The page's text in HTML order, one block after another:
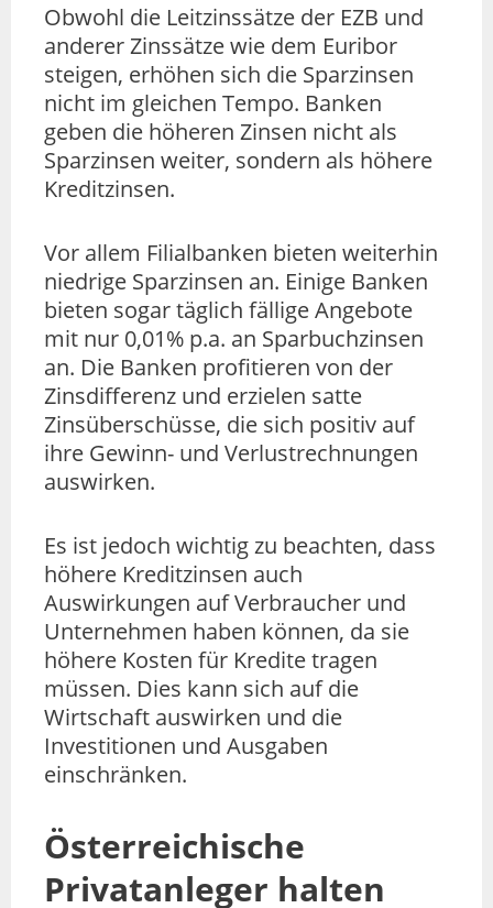
Obwohl die Leitzinssätze der EZB und
anderer Zinssätze wie dem Euribor
steigen, erhöhen sich die Sparzinsen
nicht im gleichen Tempo. Banken
geben die höheren Zinsen nicht als
Sparzinsen weiter, sondern als höhere
Kreditzinsen.
Vor allem Filialbanken bieten weiterhin
niedrige Sparzinsen an. Einige Banken
bieten sogar täglich fällige Angebote
mit nur 0,01% p.a. an Sparbuchzinsen
an. Die Banken profitieren von der
Zinsdifferenz und erzielen satte
Zinsüberschüsse, die sich positiv auf
ihre Gewinn- und Verlustrechnungen
auswirken.
Es ist jedoch wichtig zu beachten, dass
höhere Kreditzinsen auch
Auswirkungen auf Verbraucher und
Unternehmen haben können, da sie
höhere Kosten für Kredite tragen
müssen. Dies kann sich auf die
Wirtschaft auswirken und die
Investitionen und Ausgaben
einschränken.
Österreichische
Privatanleger halten